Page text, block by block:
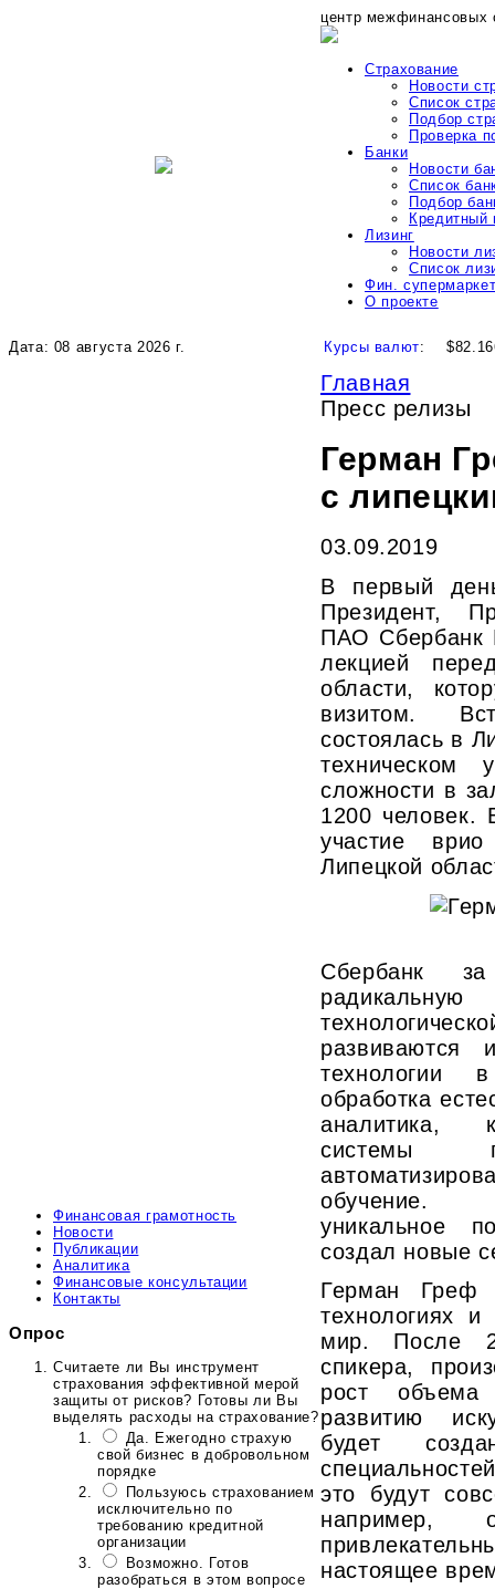
центр межфинансовых
Страхование
Новости
Список
Подбор
Проверка
Банки
Новости
Список
Подбор
Кредитный
Лизинг
Новости
Список
Фин.
О проекте
Дата: 08 августа 2026 г. Курсы валют:
Финансовая грамотность
Новости
Публикации
Аналитика
Финансовые консультации
Контакты
Опрос
Считаете ли Вы инструмент
страхования эффективной мерой
защиты от рисков? Готовы ли Вы
выделять расходы на страхование?
Да. Ежегодно страхую
свой бизнес в добровольном
порядке
Пользуюсь страхованием
исключительно по
требованию кредитной
организации
Возможно. Готов
разобраться в этом вопросе
Главная
Пресс релизы
Герман
с
03.09.2019
В первый
Президент,
ПАО Сбербанк
лекцией
области,
визитом.
состоялась в
техническом
сложности в
1200 человек.
участие
Липецкой
Сбербанк
технологии
обработка
аналитика,
системы
обучение.
уникальное
создал новые
Герман Греф
технологиях
мир. После
спикера,
рост объема
развитию
будет
это будут
например,
настоящее